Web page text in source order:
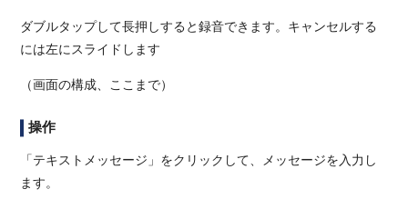
ダブルタップして長押しすると録音できます。キャンセルする
には左にスライドします
（画面の構成、ここまで）
操作
「テキストメッセージ」をクリックして、メッセージを入力し
ます。